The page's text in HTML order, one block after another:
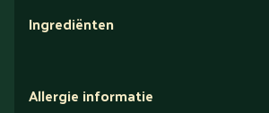
Ingrediënten
Allergie informatie